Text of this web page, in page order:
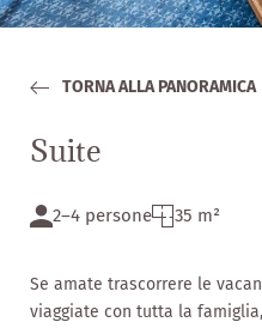
Social media wall
Esperienze
Gusto
TORNA ALLA PANORAMICA
Suite
2–4 persone 35 m²
Se amate trascorrere le
viaggiate con tutta la